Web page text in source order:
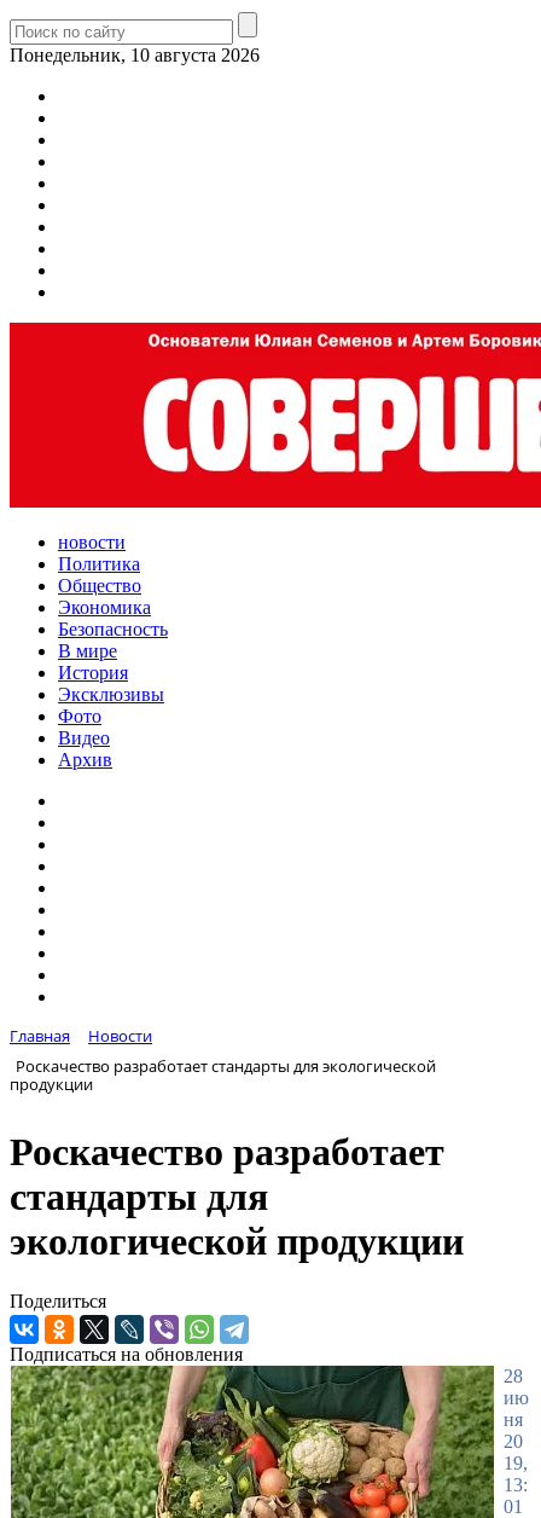
Понедельник, 10 августа 2026
новости
Политика
Общество
Экономика
Безопасность
В мире
История
Эксклюзивы
Фото
Видео
Архив
Главная
Новости
Роскачество разработает стандарты для экологической
продукции
Роскачество разработает
стандарты для
экологической продукции
Поделиться
Подписаться на обновления
28
ию
ня
20
19,
13:
01